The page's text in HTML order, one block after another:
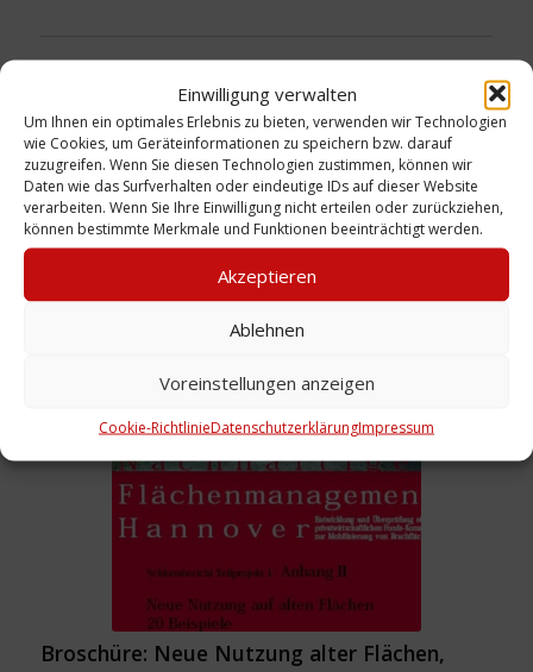
Einwilligung verwalten
Um Ihnen ein optimales Erlebnis zu bieten, verwenden wir Technologien
wie Cookies, um Geräteinformationen zu speichern bzw. darauf
zuzugreifen. Wenn Sie diesen Technologien zustimmen, können wir
Daten wie das Surfverhalten oder eindeutige IDs auf dieser Website
verarbeiten. Wenn Sie Ihre Einwilligung nicht erteilen oder zurückziehen,
können bestimmte Merkmale und Funktionen beeinträchtigt werden.
Akzeptieren
Ablehnen
Voreinstellungen anzeigen
Cookie-RichtlinieDatenschutzerklärungImpressum
Broschüre: Faust-Bilanz, 2018
Broschüre: Neue Nutzung alter Flächen,